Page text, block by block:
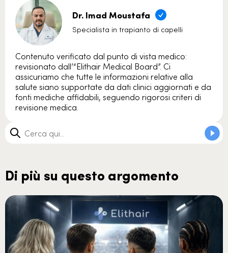
Dr. Imad Moustafa
Specialista in trapianto di capelli
Contenuto verificato dal punto di vista medico:
revisionato dall’“Elithair Medical Board”. Ci
assicuriamo che tutte le informazioni relative alla
salute siano supportate da dati clinici aggiornati e da
fonti mediche affidabili, seguendo rigorosi criteri di
revisione medica.
Di più su questo argomento